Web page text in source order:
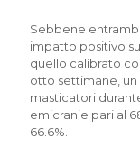
Sebbene
impatto positivo
quello calibrato
otto settimane,
masticatori
emicranie pari al
66.6%.